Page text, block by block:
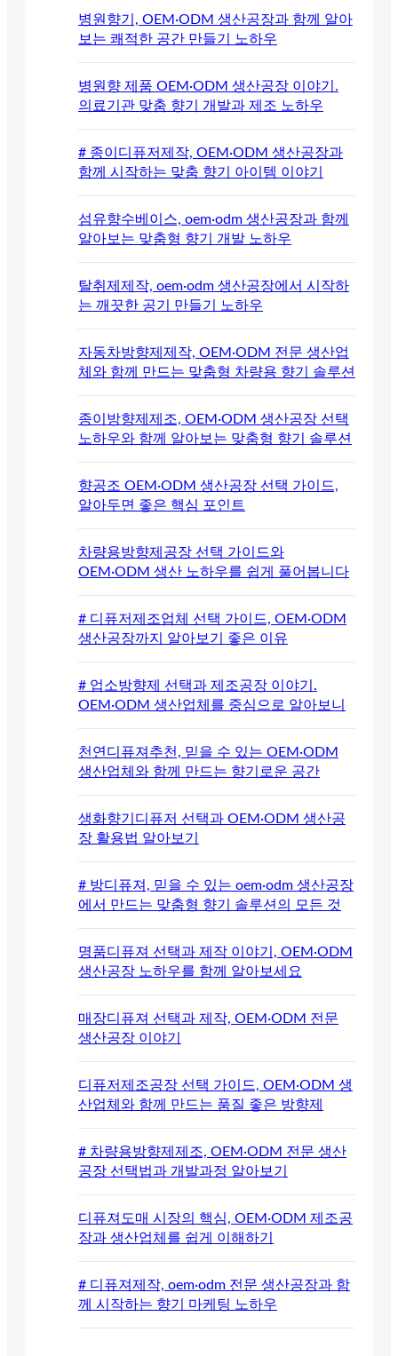
병원향기, OEM·ODM 생산공장과 함께 알아
보는 쾌적한 공간 만들기 노하우
병원향 제품 OEM·ODM 생산공장 이야기.
의료기관 맞춤 향기 개발과 제조 노하우
# 종이디퓨저제작, OEM·ODM 생산공장과
함께 시작하는 맞춤 향기 아이템 이야기
섬유향수베이스, oem·odm 생산공장과 함께
알아보는 맞춤형 향기 개발 노하우
탈취제제작, oem·odm 생산공장에서 시작하
는 깨끗한 공기 만들기 노하우
자동차방향제제작, OEM·ODM 전문 생산업
체와 함께 만드는 맞춤형 차량용 향기 솔루션
종이방향제제조, OEM·ODM 생산공장 선택
노하우와 함께 알아보는 맞춤형 향기 솔루션
향공조 OEM·ODM 생산공장 선택 가이드,
알아두면 좋은 핵심 포인트
차량용방향제공장 선택 가이드와
OEM·ODM 생산 노하우를 쉽게 풀어봅니다
# 디퓨저제조업체 선택 가이드, OEM·ODM
생산공장까지 알아보기 좋은 이유
# 업소방향제 선택과 제조공장 이야기.
OEM·ODM 생산업체를 중심으로 알아보니
천연디퓨져추천, 믿을 수 있는 OEM·ODM
생산업체와 함께 만드는 향기로운 공간
생화향기디퓨저 선택과 OEM·ODM 생산공
장 활용법 알아보기
# 방디퓨져, 믿을 수 있는 oem·odm 생산공장
에서 만드는 맞춤형 향기 솔루션의 모든 것
명품디퓨져 선택과 제작 이야기, OEM·ODM
생산공장 노하우를 함께 알아보세요
매장디퓨져 선택과 제작, OEM·ODM 전문
생산공장 이야기
디퓨저제조공장 선택 가이드, OEM·ODM 생
산업체와 함께 만드는 품질 좋은 방향제
# 차량용방향제제조, OEM·ODM 전문 생산
공장 선택법과 개발과정 알아보기
디퓨져도매 시장의 핵심, OEM·ODM 제조공
장과 생산업체를 쉽게 이해하기
# 디퓨져제작, oem·odm 전문 생산공장과 함
께 시작하는 향기 마케팅 노하우